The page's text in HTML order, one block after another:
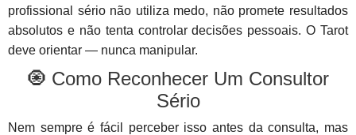
profissional sério não utiliza medo, não promete resultados
absolutos e não tenta controlar decisões pessoais. O Tarot
deve orientar — nunca manipular.
🧿 Como Reconhecer Um Consultor
Sério
Nem sempre é fácil perceber isso antes da consulta, mas